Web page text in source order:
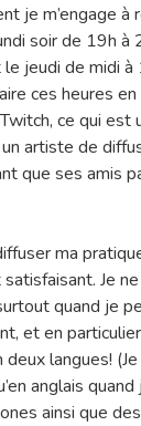
je m’engage à
soir de 19h à
le jeudi de midi
ces heures
ce qui est
artiste de
que ses amis
ma
Je
quand je
et en
langues!
anglais quand
ainsi que